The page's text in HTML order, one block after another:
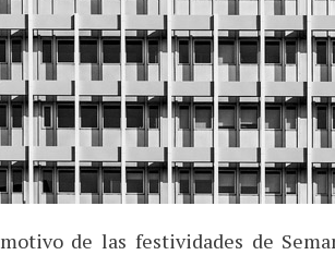
de las festividades de